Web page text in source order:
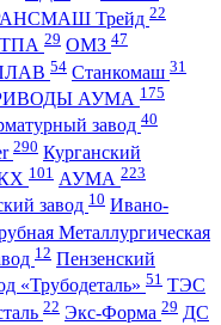
Трейд 22
ТПА 29 ОМЗ 47
54 Станкомаш 31
АУМА 175
завод 40
290 Курганский
101 АУМА 223
завод 10 Ивано-
Металлургическая
12 Пензенский
«Трубодеталь» 51 ТЭС
22 Экс-Форма 29 ДС